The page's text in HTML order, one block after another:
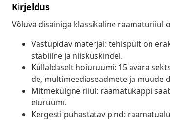
Kirjeldus
Võluva disainiga klassikaline raamaturiiul
Vastupidav materjal: tehispuit on
stabiilne ja niiskuskindel.
Küllaldaselt hoiuruumi: 15 avara
de, multimeediaseadmete ja muude
Mitmekülgne riiul: raamatukappi
eluruumi.
Kergesti puhastatav pind: